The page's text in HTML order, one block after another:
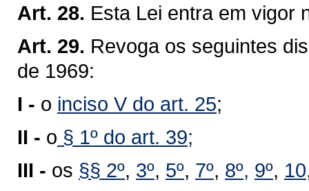
Art. 28. Esta Lei entra em vigor
Art. 29. Revoga os seguintes
de 1969:
I - o inciso V do art. 25;
II - o § 1º do art. 39;
III - os §§ 2º, 3º, 5º, 7º, 8º, 9º, 10